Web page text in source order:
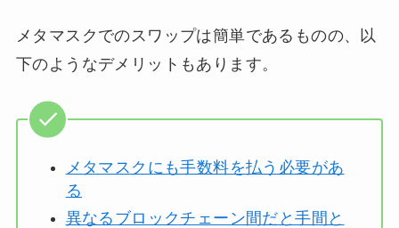
メタマスクでのスワップは簡単であるものの、以
下のようなデメリットもあります。
メタマスクにも手数料を払う必要があ
る
異なるブロックチェーン間だと手間と